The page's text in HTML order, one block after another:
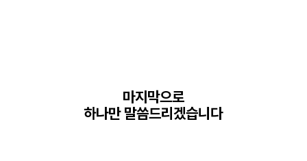
마지막으로
하나만 말씀드리겠습니다